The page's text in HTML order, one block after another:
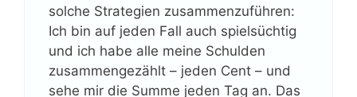
solche Strategien zusammenzuführen:
Ich bin auf jeden Fall auch spielsüchtig
und ich habe alle meine Schulden
zusammengezählt – jeden Cent – und
sehe mir die Summe jeden Tag an. Das